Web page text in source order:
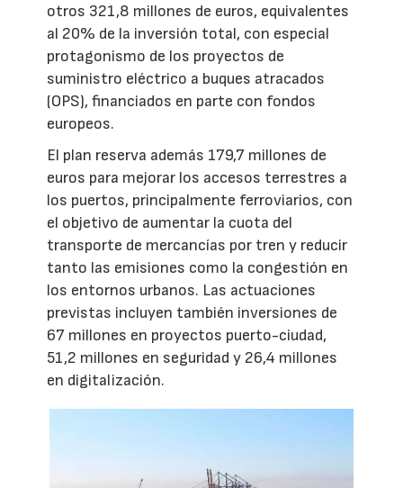
otros 321,8 millones de euros, equivalentes
al 20% de la inversión total, con especial
protagonismo de los proyectos de
suministro eléctrico a buques atracados
(OPS), financiados en parte con fondos
europeos.
El plan reserva además 179,7 millones de
euros para mejorar los accesos terrestres a
los puertos, principalmente ferroviarios, con
el objetivo de aumentar la cuota del
transporte de mercancías por tren y reducir
tanto las emisiones como la congestión en
los entornos urbanos. Las actuaciones
previstas incluyen también inversiones de
67 millones en proyectos puerto-ciudad,
51,2 millones en seguridad y 26,4 millones
en digitalización.